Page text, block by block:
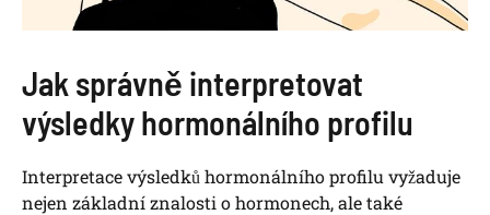
Jak správně interpretovat
výsledky hormonálního profilu
Interpretace výsledků hormonálního profilu vyžaduje
nejen základní znalosti o hormonech, ale také